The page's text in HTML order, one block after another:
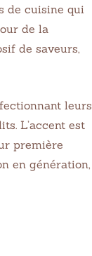
de cuisine qui
de la
de saveurs,
leurs
L’accent est
première
en génération,